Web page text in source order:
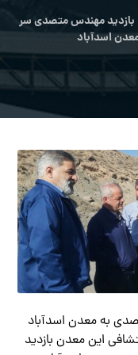
بازدید مهندس متصدی سر
اسدآباد
به معدن اسدآباد
این معدن بازدید